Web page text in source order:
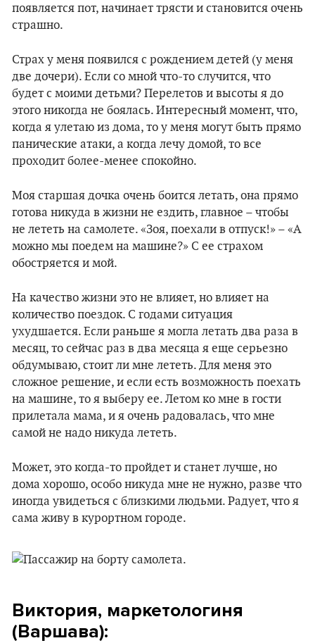
появляется пот, начинает трясти и становится очень
страшно.
Страх у меня появился с рождением детей (у меня
две дочери). Если со мной что-то случится, что
будет с моими детьми? Перелетов и высоты я до
этого никогда не боялась. Интересный момент, что,
когда я улетаю из дома, то у меня могут быть прямо
панические атаки, а когда лечу домой, то все
проходит более-менее спокойно.
Моя старшая дочка очень боится летать, она прямо
готова никуда в жизни не ездить, главное – чтобы
не лететь на самолете. «Зоя, поехали в отпуск!» – «А
можно мы поедем на машине?» С ее страхом
обостряется и мой.
На качество жизни это не влияет, но влияет на
количество поездок. С годами ситуация
ухудшается. Если раньше я могла летать два раза в
месяц, то сейчас раз в два месяца я еще серьезно
обдумываю, стоит ли мне лететь. Для меня это
сложное решение, и если есть возможность поехать
на машине, то я выберу ее. Летом ко мне в гости
прилетала мама, и я очень радовалась, что мне
самой не надо никуда лететь.
Может, это когда-то пройдет и станет лучше, но
дома хорошо, особо никуда мне не нужно, разве что
иногда увидеться с близкими людьми. Радует, что я
сама живу в курортном городе.
Виктория, маркетологиня
(Варшава):